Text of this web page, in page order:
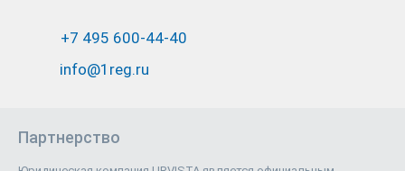
+7 495 600-44-40
info@1reg.ru
Партнерство